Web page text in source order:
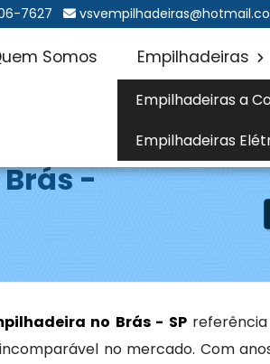
7627
Somos Empilhadeiras
Empilhadeiras a
Empilhadeiras
-
no Brás - SP
no mercado. Com